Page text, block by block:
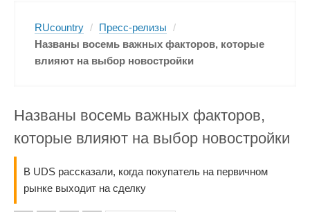
RUcountry / Пресс-релизы /
Названы восемь важных факторов, которые
влияют на выбор новостройки
Названы восемь важных факторов,
которые влияют на выбор новостройки
В UDS рассказали, когда покупатель на первичном
рынке выходит на сделку